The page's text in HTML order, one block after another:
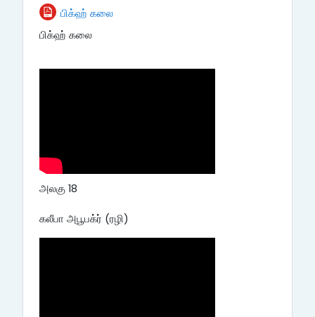
பிக்ஹ் கலைFile
பிக்ஹ் கலை
அலகு 18
கலீபா அபூபக்ர் (ரழி)